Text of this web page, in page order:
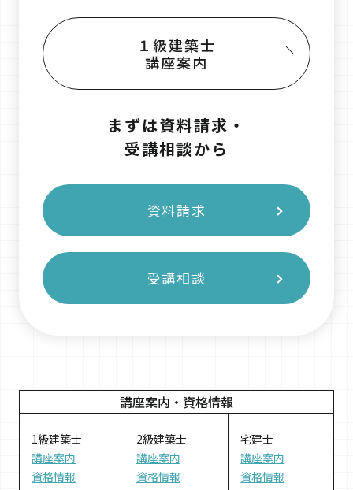
１級建築士
講座案内
まずは資料請求・
受講相談から
資料請求
受講相談
講座案内・ 資格情報
1級建築士
講座案内
資格情報
2級建築士
講座案内
資格情報
宅建士
講座案内
資格情報